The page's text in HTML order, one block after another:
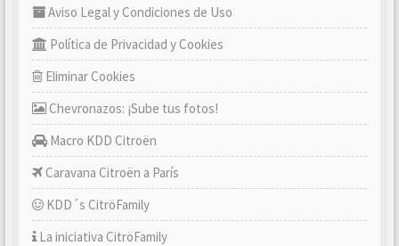
Aviso Legal y Condiciones de Uso
Política de Privacidad y Cookies
Eliminar Cookies
Chevronazos: ¡Sube tus fotos!
Macro KDD Citroën
Caravana Citroën a París
KDD´s CitröFamily
La iniciativa CitröFamily